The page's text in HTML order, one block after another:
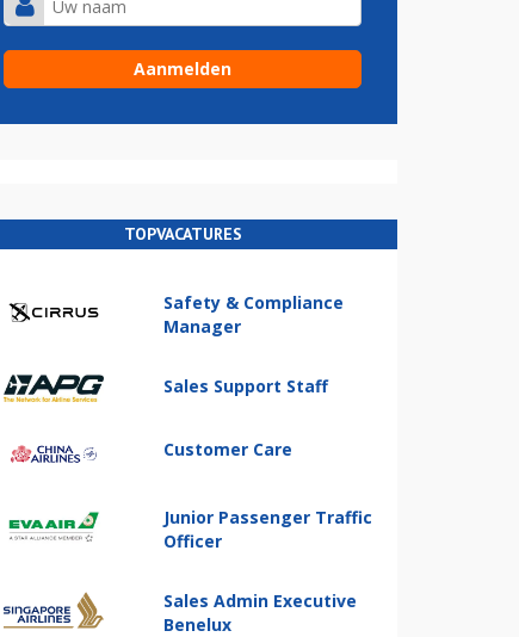
TOPVACATURES
Safety & Compliance
Manager
Sales Support Staff
Customer Care
Junior Passenger Traffic
Officer
Sales Admin Executive
Benelux